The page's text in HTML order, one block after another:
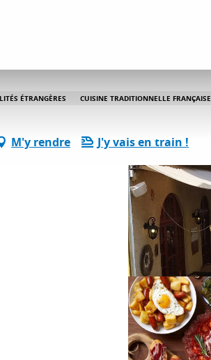
ÉTRANGÈRES CUISINE TRADITIONNELLE FRANÇAISE
M'y rendre J'y vais en train !